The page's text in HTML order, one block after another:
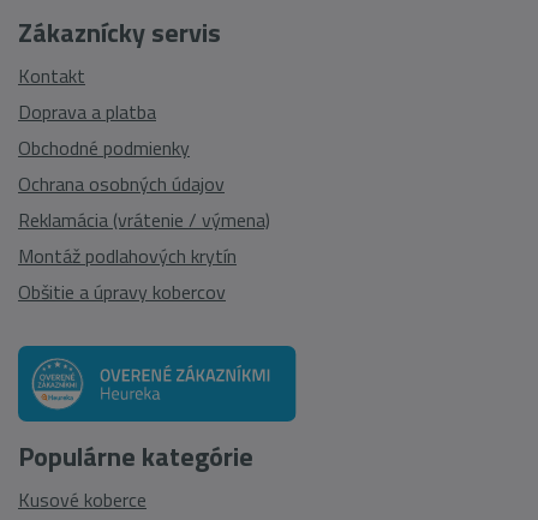
Zákaznícky servis
Kontakt
Doprava a platba
Obchodné podmienky
Ochrana osobných údajov
Reklamácia (vrátenie / výmena)
Montáž podlahových krytín
Obšitie a úpravy kobercov
Populárne kategórie
Kusové koberce